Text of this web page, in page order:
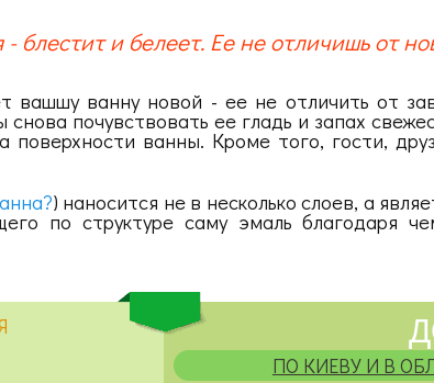
блестит и белеет. Ее не отличишь от
вашшу ванну новой - ее не отличить от
снова почувствовать ее гладь и запах
ванны. Кроме того, гости,
) наносится не в несколько слоев, а
по структуре саму эмаль благодаря
ПО КИЕВУ И В